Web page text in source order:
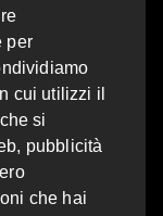
per
cui utilizzi il
si
pubblicità
che hai